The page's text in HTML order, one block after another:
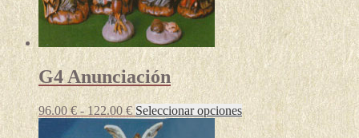
G4 Anunciación
96.00€ - 122.00 €Rango
de
Seleccionar opcionesEste
producto